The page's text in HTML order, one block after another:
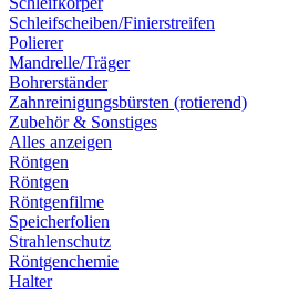
Schleifscheiben/Finierstreifen
Polierer
Mandrelle/Träger
Bohrerständer
Zahnreinigungsbürsten (rotierend)
Zubehör & Sonstiges
Alles anzeigen
Röntgen
Röntgen
Röntgenfilme
Speicherfolien
Strahlenschutz
Röntgenchemie
Halter